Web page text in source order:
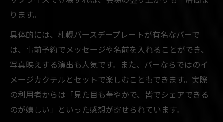
験
バーで叶えるサプライズ二次会のアイデア
遊べるバーで大人の誕生日を演出する方法
バーのバースデープレートで特別な演出を
実現
ります。
具体的には、札幌バースデープレートが有名なバーで
は、事前予約でメッセージや名前を入れることができ、
写真映えする演出も人気です。また、バーならではのイ
メージカクテルとセットで楽しむこともできます。実際
の利用者からは「見た目も華やかで、皆でシェアできる
のが嬉しい」といった感想が寄せられています。